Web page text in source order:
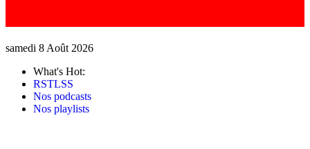
samedi 8 Août 2026
What's Hot:
RSTLSS
Nos podcasts
Nos playlists